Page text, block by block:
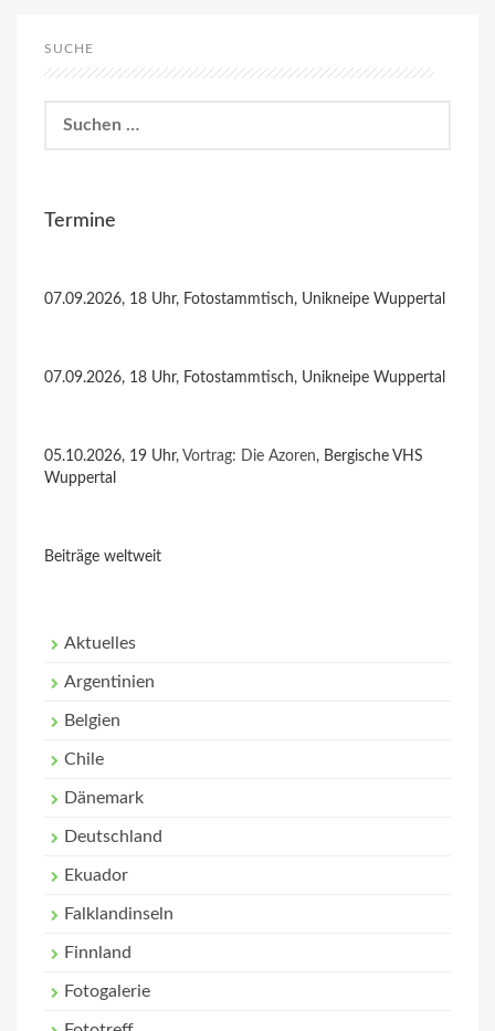
SUCHE
nach:
Termine
07.09.2026, 18 Uhr, Fotostammtisch, Unikneipe Wuppertal
07.09.2026, 18 Uhr, Fotostammtisch, Unikneipe Wuppertal
05.10.2026, 19 Uhr, Vortrag: Die Azoren, Bergische VHS
Wuppertal
Beiträge weltweit
Aktuelles
Argentinien
Belgien
Chile
Dänemark
Deutschland
Ekuador
Falklandinseln
Finnland
Fotogalerie